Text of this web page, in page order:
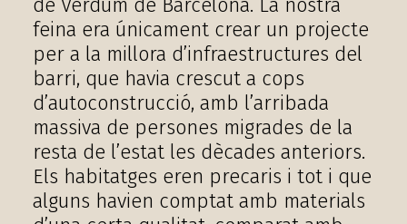
de Verdum de Barcelona. La nostra
feina era únicament crear un projecte
per a la millora d’infraestructures del
barri, que havia crescut a cops
d’autoconstrucció, amb l’arribada
massiva de persones migrades de la
resta de l’estat les dècades anteriors.
Els habitatges eren precaris i tot i que
alguns havien comptat amb materials